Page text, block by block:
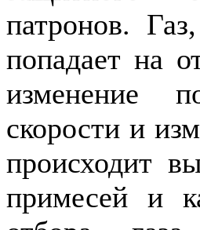
патронов.
попадает на
изменение
скорости и
происходит
примесей и